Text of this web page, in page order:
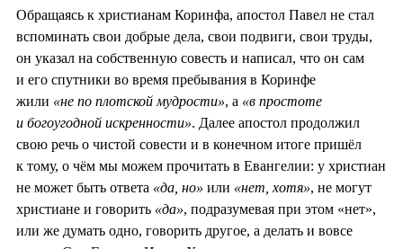
Обращаясь к христианам Коринфа, апостол Павел не стал
вспоминать свои добрые дела, свои подвиги, свои труды,
он указал на собственную совесть и написал, что он сам
и его спутники во время пребывания в Коринфе
жили «не по плотской мудрости», а «в простоте
и богоугодной искренности». Далее апостол продолжил
свою речь о чистой совести и в конечном итоге пришёл
к тому, о чём мы можем прочитать в Евангелии: у христиан
не может быть ответа «да, но» или «нет, хотя», не могут
христиане и говорить «да», подразумевая при этом «нет»,
или же думать одно, говорить другое, а делать и вовсе